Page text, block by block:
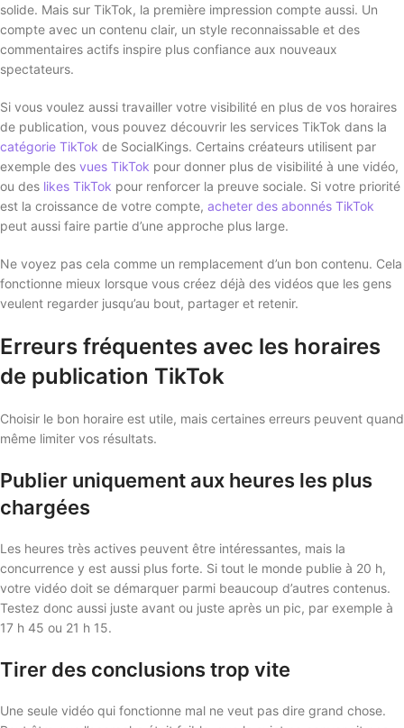
solide. Mais sur TikTok, la première impression compte aussi. Un
compte avec un contenu clair, un style reconnaissable et des
commentaires actifs inspire plus confiance aux nouveaux
spectateurs.
Si vous voulez aussi travailler votre visibilité en plus de vos horaires
de publication, vous pouvez découvrir les services TikTok dans la
catégorie TikTok de SocialKings. Certains créateurs utilisent par
exemple des vues TikTok pour donner plus de visibilité à une vidéo,
ou des likes TikTok pour renforcer la preuve sociale. Si votre priorité
est la croissance de votre compte, acheter des abonnés TikTok
peut aussi faire partie d’une approche plus large.
Ne voyez pas cela comme un remplacement d’un bon contenu. Cela
fonctionne mieux lorsque vous créez déjà des vidéos que les gens
veulent regarder jusqu’au bout, partager et retenir.
Erreurs fréquentes avec les horaires
de publication TikTok
Choisir le bon horaire est utile, mais certaines erreurs peuvent quand
même limiter vos résultats.
Publier uniquement aux heures les plus
chargées
Les heures très actives peuvent être intéressantes, mais la
concurrence y est aussi plus forte. Si tout le monde publie à 20 h,
votre vidéo doit se démarquer parmi beaucoup d’autres contenus.
Testez donc aussi juste avant ou juste après un pic, par exemple à
17 h 45 ou 21 h 15.
Tirer des conclusions trop vite
Une seule vidéo qui fonctionne mal ne veut pas dire grand chose.